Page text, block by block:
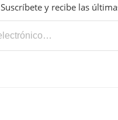
Suscríbete y recibe las